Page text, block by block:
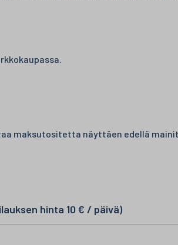
maksutositetta näyttäen edellä
hinta 10 € / päivä)